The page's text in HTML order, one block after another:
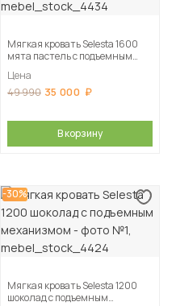
Мягкая кровать Selesta 1600
мята пастель с подъемным
Цена
49 990 35 000
В корзину
-30%
Мягкая кровать Selesta 1200
шоколад с подъемным